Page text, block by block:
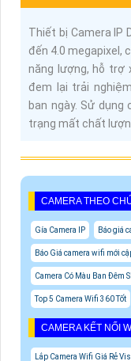
Thiết bị Camera IP
đến 4.0 megapixel,
năng lượng, hỗ trợ
đem lại trải
ban ngày. Sử
trạng mất chất
CAMERA THEO
Gía Camera IP Báo giá
Báo Giá camera wifi mới
Camera Có Màu Ban Đêm
Top 5 Camera Wifi 360 Tốt
CAMERA KẾT NỐI
Lắp Camera Wifi Giá Rẻ